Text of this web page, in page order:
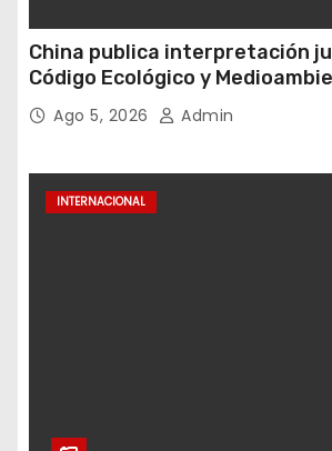
China publica interpretación
Código Ecológico y
Ago 5, 2026 Admin
INTERNACIONAL